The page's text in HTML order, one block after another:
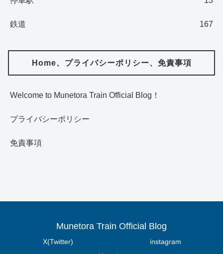
鉄道 167
Home、プライバシーポリシー、免責事項
Welcome to Munetora Train Official Blog！
プライバシーポリシー
免責事項
Munetora Train Official Blog
X(Twitter)
instagram